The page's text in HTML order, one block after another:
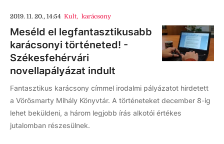
2019. 11. 20., 14:54 Kult, karácsony
Meséld el legfantasztikusabb
karácsonyi történeted! -
Székesfehérvári
novellapályázat indult
Fantasztikus karácsony címmel irodalmi pályázatot hirdetett
a Vörösmarty Mihály Könyvtár. A történeteket december 8-ig
lehet beküldeni, a három legjobb írás alkotói értékes
jutalomban részesülnek.